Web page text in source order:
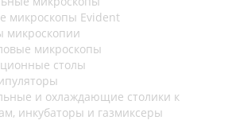
микроскопы Evident
микроскопии
микроскопы
столы
и охлаждающие столики к
инкубаторы и газмиксеры